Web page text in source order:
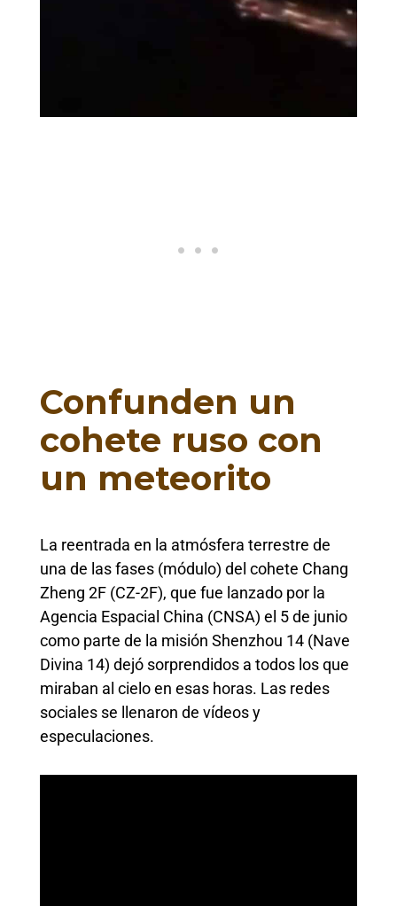
Confunden un
cohete ruso con
un meteorito
La reentrada en la atmósfera terrestre de
una de las fases (módulo) del cohete Chang
Zheng 2F (CZ-2F), que fue lanzado por la
Agencia Espacial China (CNSA) el 5 de junio
como parte de la misión Shenzhou 14 (Nave
Divina 14) dejó sorprendidos a todos los que
miraban al cielo en esas horas. Las redes
sociales se llenaron de vídeos y
especulaciones.